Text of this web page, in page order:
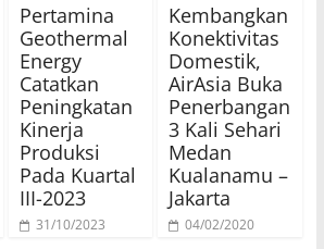
Pertamina
Geothermal
Energy
Catatkan
Peningkatan
Kinerja
Produksi
Pada Kuartal
III-2023
31/10/2023
Kembangkan
Konektivitas
Domestik,
AirAsia Buka
Penerbangan
3 Kali Sehari
Medan
Kualanamu –
Jakarta
04/02/2020